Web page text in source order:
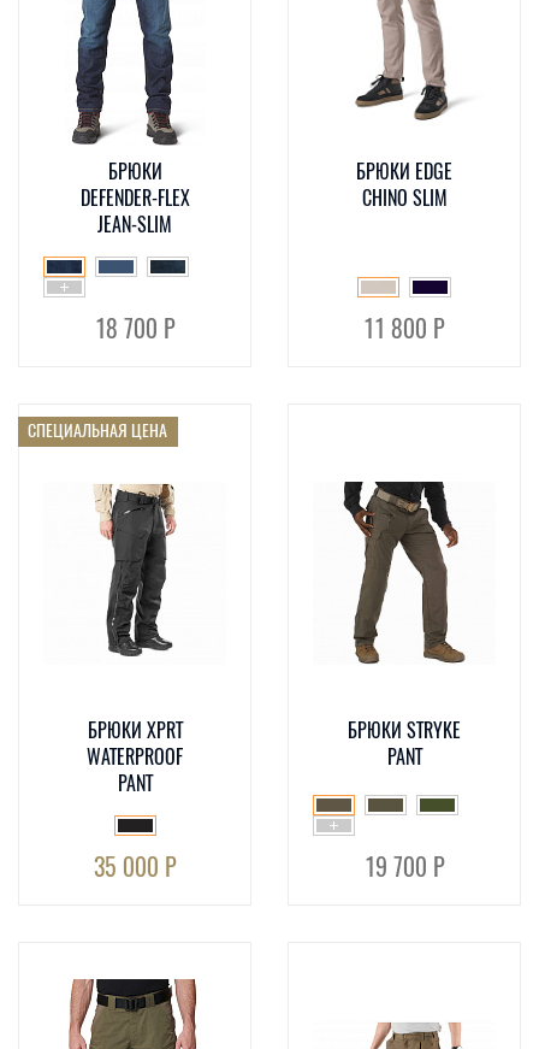
БРЮКИ
DEFENDER-FLEX
JEAN-SLIM
18 700 Р
БРЮКИ EDGE
CHINO SLIM
11 800 Р
БРЮКИ XPRT
WATERPROOF
PANT
СПЕЦИАЛЬНАЯ ЦЕНА
35 000 Р
БРЮКИ STRYKE
PANT
19 700 Р